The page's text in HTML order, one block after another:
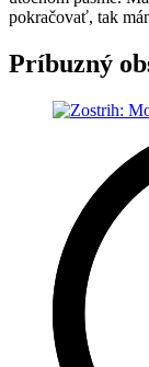
pokračovať, tak
Príbuzný